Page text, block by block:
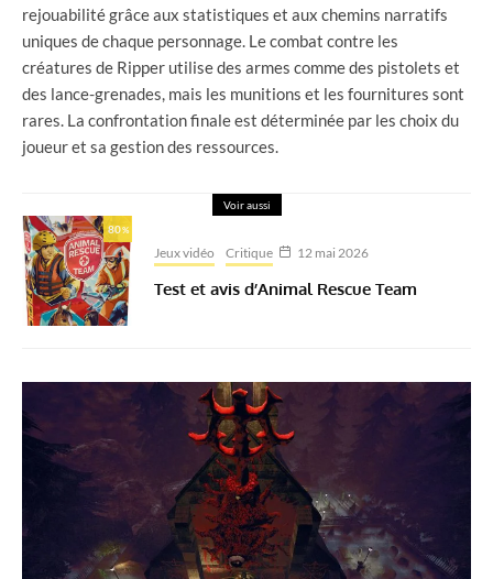
rejouabilité grâce aux statistiques et aux chemins narratifs
uniques de chaque personnage. Le combat contre les
créatures de Ripper utilise des armes comme des pistolets et
des lance-grenades, mais les munitions et les fournitures sont
rares. La confrontation finale est déterminée par les choix du
joueur et sa gestion des ressources.
Voir aussi
80%
Jeux vidéo Critique 12 mai 2026
Test et avis d’Animal Rescue Team